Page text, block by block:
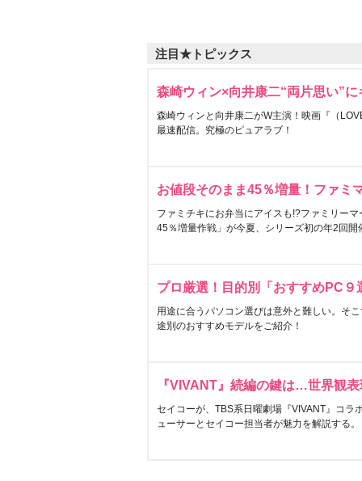
注目★トピックス
森崎ウィン×向井康二“両片思い”
森崎ウィンと向井康二がW主演！映画『（
最速配信。究極のピュアラブ！
お値段そのまま45％増量！ファミ
ファミチキにお弁当にアイスも!?ファミリー
45％増量作戦」が今夏、シリーズ初の年2回開
プロ厳選！目的別「おすすめPC９
用途に合うパソコン選びは意外と難しい。そ
途別のおすすめモデルをご紹介！
『VIVANT』続編の鍵は…世界観
セイコーが、TBS系日曜劇場『VIVANT』コラ
ューサーとセイコー担当者が魅力を解説する。